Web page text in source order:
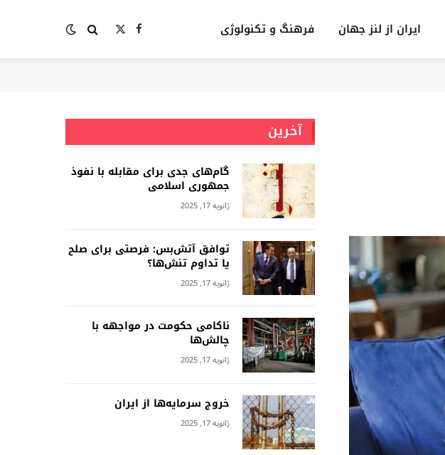
ایران از لنز جهان فرهنگ و تکنولوژی Facebook
X
آخرین
گام‌های جدی برای مقابله با نفوذ
جمهوری اسلامى
ژانویه 17, 2025
توافق آتش‌بس: فرصتی برای صلح
یا تداوم تنش‌ها؟
ژانویه 17, 2025
ناکامی حکومت در مواجهه با
چالش‌ها
ژانویه 17, 2025
خروج سرمایه‌ها از ایران
ژانویه 17, 2025